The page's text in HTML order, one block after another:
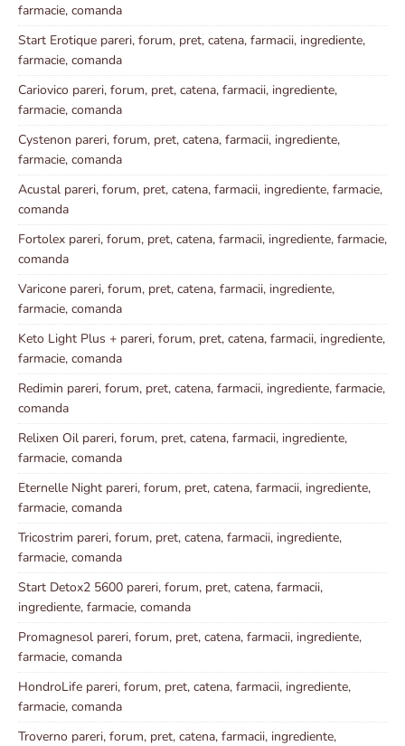
farmacie, comanda
Start Erotique pareri, forum, pret, catena, farmacii, ingrediente,
farmacie, comanda
Cariovico pareri, forum, pret, catena, farmacii, ingrediente,
farmacie, comanda
Cystenon pareri, forum, pret, catena, farmacii, ingrediente,
farmacie, comanda
Acustal pareri, forum, pret, catena, farmacii, ingrediente, farmacie,
comanda
Fortolex pareri, forum, pret, catena, farmacii, ingrediente, farmacie,
comanda
Varicone pareri, forum, pret, catena, farmacii, ingrediente,
farmacie, comanda
Keto Light Plus + pareri, forum, pret, catena, farmacii, ingrediente,
farmacie, comanda
Redimin pareri, forum, pret, catena, farmacii, ingrediente, farmacie,
comanda
Relixen Oil pareri, forum, pret, catena, farmacii, ingrediente,
farmacie, comanda
Eternelle Night pareri, forum, pret, catena, farmacii, ingrediente,
farmacie, comanda
Tricostrim pareri, forum, pret, catena, farmacii, ingrediente,
farmacie, comanda
Start Detox2 5600 pareri, forum, pret, catena, farmacii,
ingrediente, farmacie, comanda
Promagnesol pareri, forum, pret, catena, farmacii, ingrediente,
farmacie, comanda
HondroLife pareri, forum, pret, catena, farmacii, ingrediente,
farmacie, comanda
Troverno pareri, forum, pret, catena, farmacii, ingrediente,